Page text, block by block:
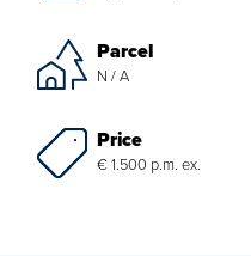
Search service
News
Parcel
N / A
Price
€ 1.500 p.m. ex.